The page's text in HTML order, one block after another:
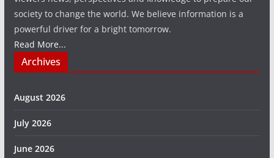
society to change the world. We believe information is a
powerful driver for a bright tomorrow.
Read More...
Archives
August 2026
July 2026
June 2026